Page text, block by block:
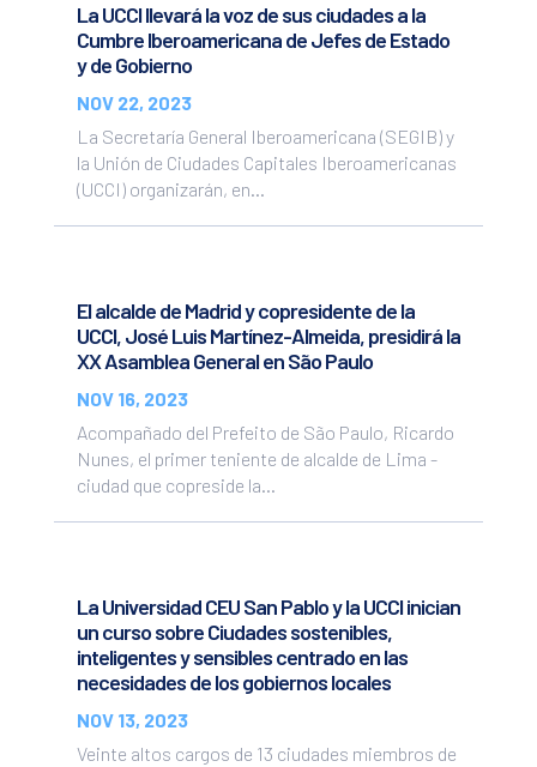
La UCCI llevará la voz de sus ciudades a la
Cumbre Iberoamericana de Jefes de Estado
y de Gobierno
NOV 22, 2023
La Secretaría General Iberoamericana (SEGIB) y
la Unión de Ciudades Capitales Iberoamericanas
(UCCI) organizarán, en...
El alcalde de Madrid y copresidente de la
UCCI, José Luis Martínez-Almeida, presidirá la
XX Asamblea General en São Paulo
NOV 16, 2023
Acompañado del Prefeito de São Paulo, Ricardo
Nunes, el primer teniente de alcalde de Lima -
ciudad que copreside la...
La Universidad CEU San Pablo y la UCCI inician
un curso sobre Ciudades sostenibles,
inteligentes y sensibles centrado en las
necesidades de los gobiernos locales
NOV 13, 2023
Veinte altos cargos de 13 ciudades miembros de